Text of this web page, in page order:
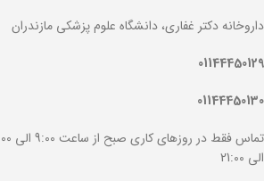
داروخانه دکتر غفاری، دانشگاه علوم پزشکی مازندران
01144450129
01144450130
الی 21:00